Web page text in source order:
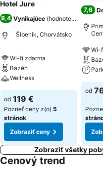
Hotel Jure
9,4 Vynikajúce (hodnotenia: 5 890
Šibenik, Chorvátsko
Wi-fi zdarma
Bazén
Wellness
od 119 €
Pozrieť ceny z(o) 5
stránok
Zobraziť ceny
7,6
Wi-
od
Zobraziť všetky
Cenový trend